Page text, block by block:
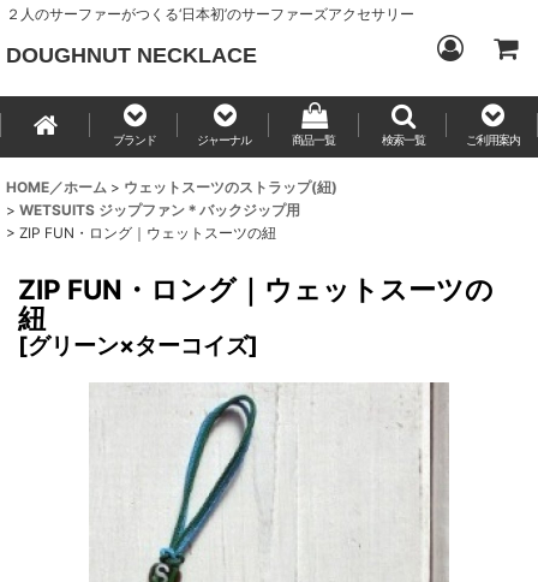
２人のサーファーがつくる‘日本初’のサーファーズアクセサリー
DOUGHNUT NECKLACE
ブランド ジャーナル 商品一覧 検索一覧 ご利用案内
HOME／ホーム > ウェットスーツのストラップ(紐)
> WETSUITS ジップファン＊バックジップ用
> ZIP FUN・ロング｜ウェットスーツの紐
ZIP FUN・ロング｜ウェットスーツの
紐
[グリーン×ターコイズ]